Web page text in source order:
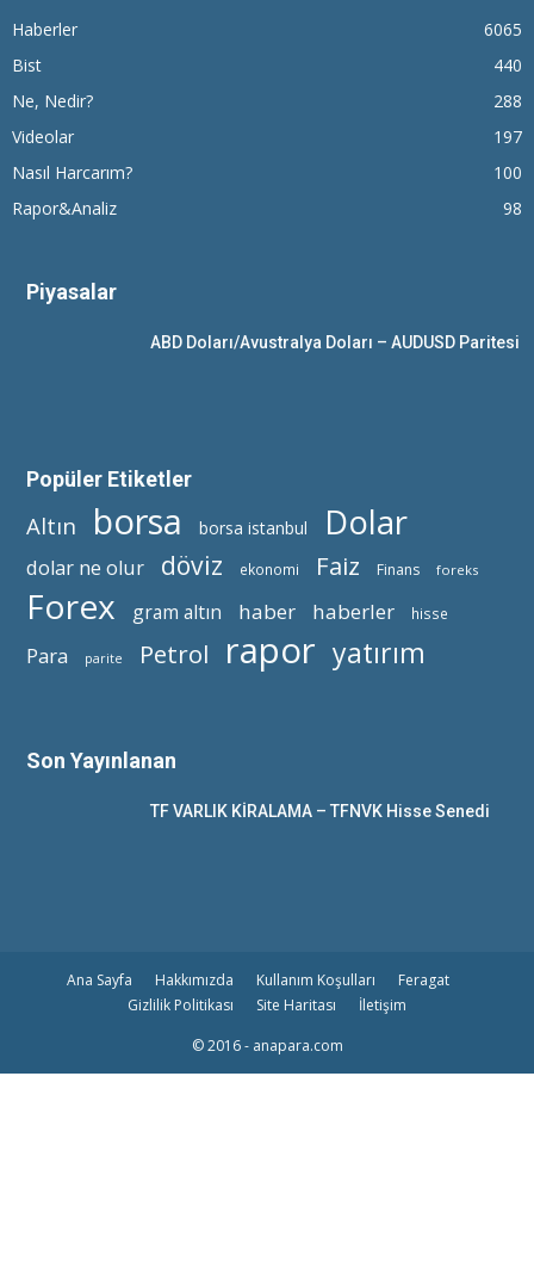
Haberler
6065
Bist
440
Ne, Nedir?
288
Videolar
197
Nasıl Harcarım?
100
Rapor&Analiz
98
Piyasalar
ABD Doları/Avustralya Doları – AUDUSD Paritesi
Popüler Etiketler
Altın borsa borsa istanbul Dolar
dolar ne olur döviz ekonomi Faiz Finans foreks
Forex gram altın haber haberler hisse
Para parite Petrol rapor yatırım
Son Yayınlanan
TF VARLIK KİRALAMA – TFNVK Hisse Senedi
Ana Sayfa Hakkımızda Kullanım Koşulları
Feragat
Gizlilik Politikası
Site Haritası
İletişim
© 2016 - anapara.com